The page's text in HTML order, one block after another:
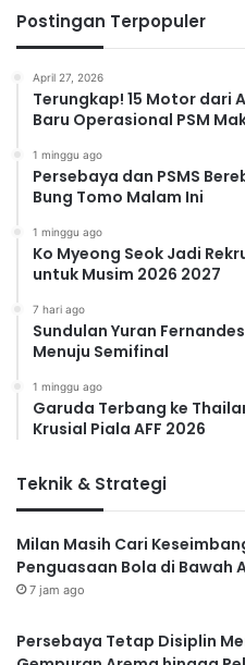
Postingan Terpopuler
April 27, 2026
Terungkap! 15 Motor dari
Baru Operasional PSM
1 minggu ago
Persebaya dan PSMS
Bung Tomo Malam Ini
1 minggu ago
Ko Myeong Seok Jadi
untuk Musim 2026 2027
7 hari ago
Sundulan Yuran
Menuju Semifinal
1 minggu ago
Garuda Terbang ke
Krusial Piala AFF 2026
Teknik & Strategi
Milan Masih Cari
Penguasaan Bola di Bawah
7 jam ago
Persebaya Tetap Disiplin